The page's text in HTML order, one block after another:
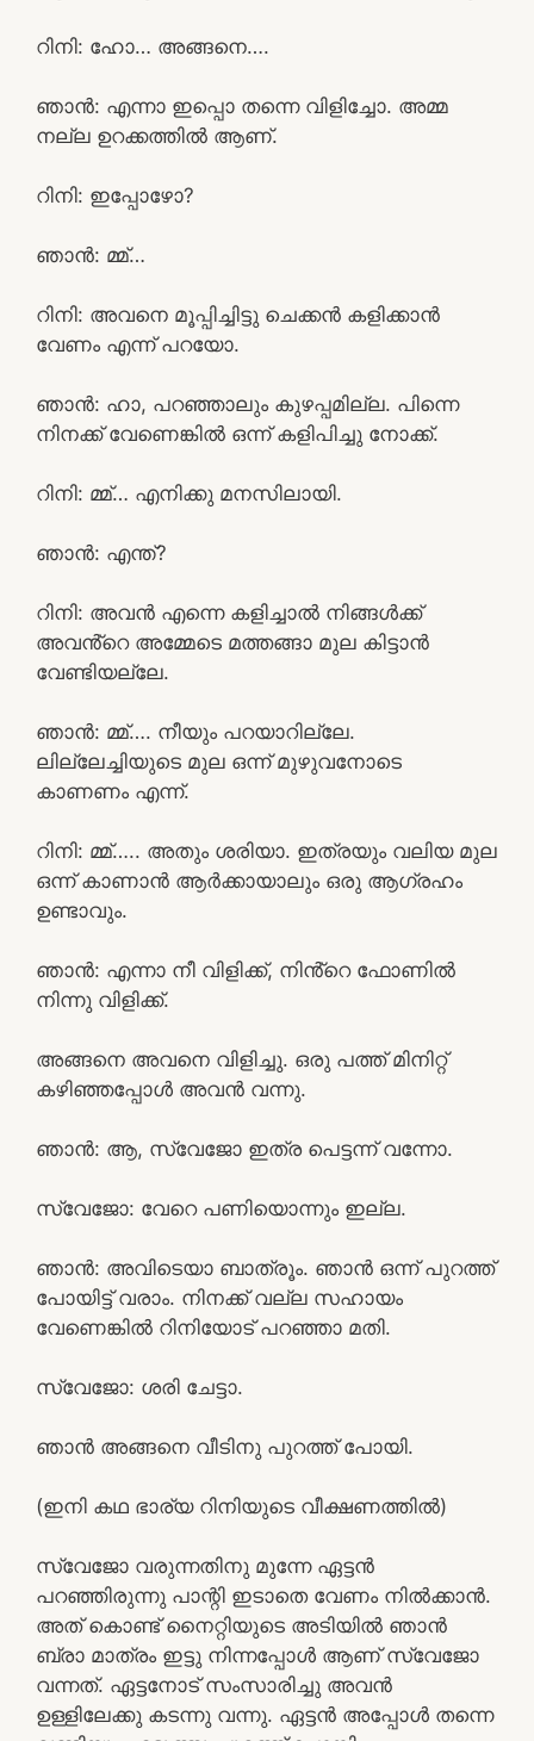
റിനി: ഹോ… അങ്ങനെ….
ഞാൻ: എന്നാ ഇപ്പൊ തന്നെ വിളിച്ചോ. അമ്മ
നല്ല ഉറക്കത്തിൽ ആണ്.
റിനി: ഇപ്പോഴോ?
ഞാൻ: മ്മ്…
റിനി: അവനെ മൂപ്പിച്ചിട്ടു ചെക്കൻ കളിക്കാൻ
വേണം എന്ന് പറയോ.
ഞാൻ: ഹാ, പറഞ്ഞാലും കുഴപ്പമില്ല. പിന്നെ
നിനക്ക് വേണെങ്കിൽ ഒന്ന് കളിപിച്ചു നോക്ക്.
റിനി: മ്മ്… എനിക്കു മനസിലായി.
ഞാൻ: എന്ത്?
റിനി: അവൻ എന്നെ കളിച്ചാൽ നിങ്ങൾക്ക്
അവൻ്റെ അമ്മേടെ മത്തങ്ങാ മുല കിട്ടാൻ
വേണ്ടിയല്ലേ.
ഞാൻ: മ്മ്…. നീയും പറയാറില്ലേ.
ലില്ലേച്ചിയുടെ മുല ഒന്ന് മുഴുവനോടെ
കാണണം എന്ന്.
റിനി: മ്മ്….. അതും ശരിയാ. ഇത്രയും വലിയ മുല
ഒന്ന് കാണാൻ ആർക്കായാലും ഒരു ആഗ്രഹം
ഉണ്ടാവും.
ഞാൻ: എന്നാ നീ വിളിക്ക്, നിൻ്റെ ഫോണിൽ
നിന്നു വിളിക്ക്.
അങ്ങനെ അവനെ വിളിച്ചു. ഒരു പത്ത് മിനിറ്റ്
കഴിഞ്ഞപ്പോൾ അവൻ വന്നു.
ഞാൻ: ആ, സ്വേജോ ഇത്ര പെട്ടന്ന് വന്നോ.
സ്വേജോ: വേറെ പണിയൊന്നും ഇല്ല.
ഞാൻ: അവിടെയാ ബാത്രൂം. ഞാൻ ഒന്ന് പുറത്ത്
പോയിട്ട് വരാം. നിനക്ക് വല്ല സഹായം
വേണെങ്കിൽ റിനിയോട് പറഞ്ഞാ മതി.
സ്വേജോ: ശരി ചേട്ടാ.
ഞാൻ അങ്ങനെ വീടിനു പുറത്ത് പോയി.
(ഇനി കഥ ഭാര്യ റിനിയുടെ വീക്ഷണത്തിൽ)
സ്വേജോ വരുന്നതിനു മുന്നേ ഏട്ടൻ
പറഞ്ഞിരുന്നു പാന്റി ഇടാതെ വേണം നിൽക്കാൻ.
അത് കൊണ്ട് നൈറ്റിയുടെ അടിയിൽ ഞാൻ
ബ്രാ മാത്രം ഇട്ടു നിന്നപ്പോൾ ആണ് സ്വേജോ
വന്നത്. ഏട്ടനോട് സംസാരിച്ചു അവൻ
ഉള്ളിലേക്കു കടന്നു വന്നു. ഏട്ടൻ അപ്പോൾ തന്നെ